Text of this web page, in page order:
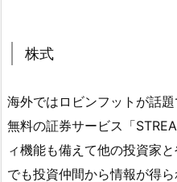
株式
海外ではロビンフットが話
無料の証券サービス「
ィ機能も備えて他の投資家
でも投資仲間から情報が得ら